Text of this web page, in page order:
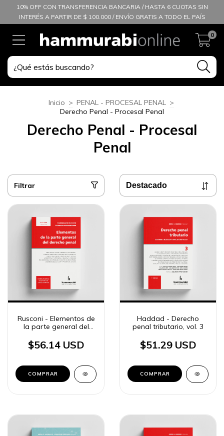
10% OFF CON TRANSFERENCIA BANCARIA / HASTA 6 CUOTAS SIN
INTERÉS A PARTIR DE $ 100.000 / ENVÍO GRATIS A TODO EL PAÍS
0
Inicio > PENAL - PROCESAL PENAL >
Derecho Penal - Procesal Penal
Derecho Penal - Procesal
Penal
Filtrar
Rusconi - Elementos de
la parte general del
$56.14 USD
COMPRAR
Haddad - Derecho
penal tributario, vol. 3
$51.29 USD
COMPRAR